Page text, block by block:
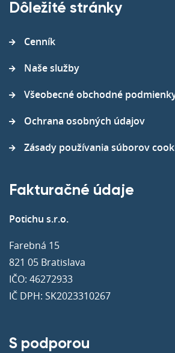
Dôležité stránky
Cenník
Naše služby
Všeobecné obchodné
Ochrana osobných údajov
Zásady používania súborov
Fakturačné údaje
Potichu s.r.o.
Farebná 15
821 05 Bratislava
IČO: 46272933
IČ DPH: SK2023310267
S podporou